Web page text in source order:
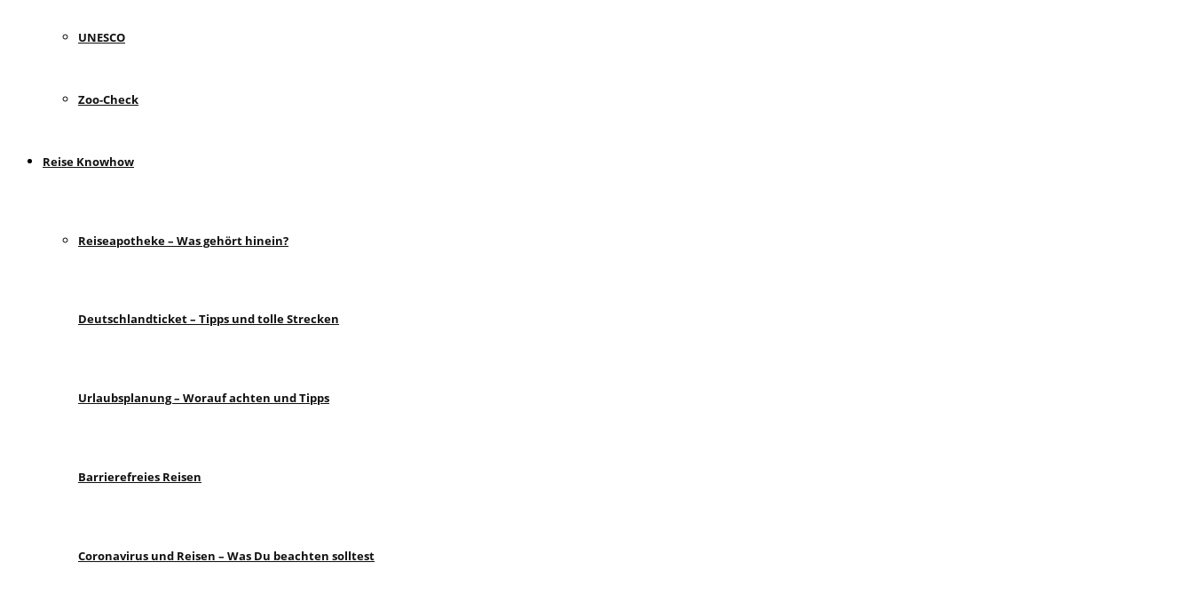
UNESCO
Zoo-Check
Reise Knowhow
Reiseapotheke – Was gehört hinein?
Deutschlandticket – Tipps und tolle Strecken
Urlaubsplanung – Worauf achten und Tipps
Barrierefreies Reisen
Coronavirus und Reisen – Was Du beachten solltest